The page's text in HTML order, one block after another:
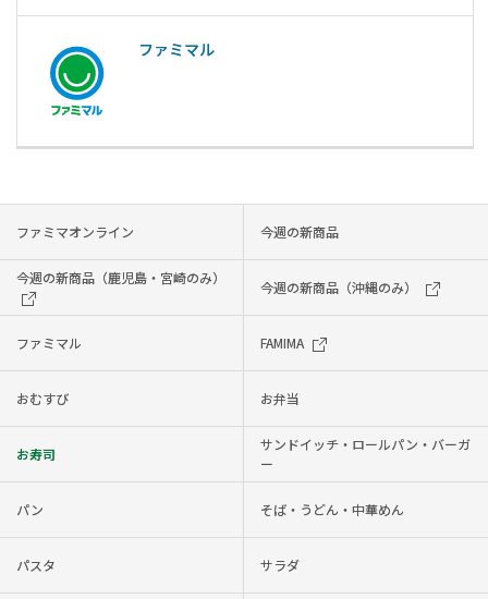
ファミマル
ファミマオンライン 今週の新商品
今週の新商品（鹿児島・宮崎のみ）
今週の新商品（沖縄のみ）
ファミマル FAMIMA
おむすび お弁当
お寿司
サンドイッチ・ロールパン・バーガ
ー
パン そば・うどん・中華めん
パスタ サラダ